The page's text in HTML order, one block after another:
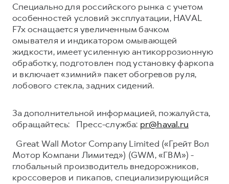
Специально для российского рынка с учетом
особенностей условий эксплуатации, HAVAL
F7x оснащается увеличенным бачком
омывателя и индикатором омывающей
жидкости, имеет усиленную антикоррозионную
обработку, подготовлен под установку фаркопа
и включает «зимний» пакет обогревов руля,
лобового стекла, задних сидений.
За дополнительной информацией, пожалуйста,
обращайтесь: Пресс-служба: pr@haval.ru
Great Wall Motor Company Limited («Грейт Вол
Мотор Компани Лимитед») (GWM, «ГВМ») -
глобальный производитель внедорожников,
кроссоверов и пикапов, специализирующийся